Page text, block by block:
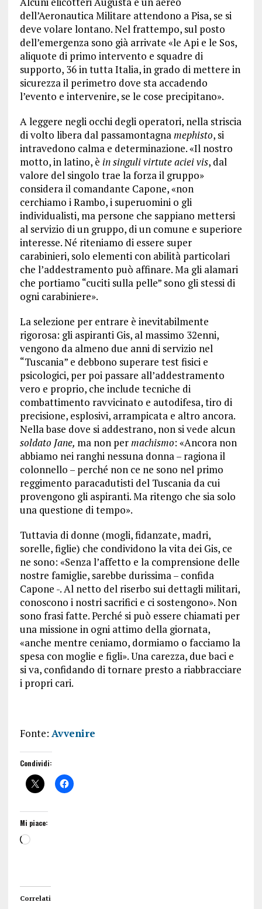
dell’Aeronautica Militare attendono a Pisa, se si
deve volare lontano. Nel frattempo, sul posto
dell’emergenza sono già arrivate «le Api e le Sos,
aliquote di primo intervento e squadre di
supporto, 36 in tutta Italia, in grado di mettere in
sicurezza il perimetro dove sta accadendo
l’evento e intervenire, se le cose precipitano».
A leggere negli occhi degli operatori, nella striscia
di volto libera dal passamontagnamephisto, si
intravedono calma e determinazione. «Il nostro
motto, in latino, è in singuli virtute aciei vis, dal
valore del singolo trae la forza il gruppo»
considera il comandante Capone, «non
cerchiamo i Rambo, i superuomini o gli
individualisti, ma persone che sappiano mettersi
al servizio di un gruppo, di un comune e superiore
interesse. Né riteniamo di essere super
carabinieri, solo elementi con abilità particolari
che l’addestramento può affinare. Ma gli alamari
che portiamo “cuciti sulla pelle” sono gli stessi di
ogni carabiniere».
La selezione per entrare è inevitabilmente
rigorosa: gli aspiranti Gis, al massimo 32enni,
vengono da almeno due anni di servizio nel
“Tuscania” e debbono superare test fisici e
psicologici, per poi passare all’addestramento
vero e proprio, che include tecniche di
combattimento ravvicinato e autodifesa, tiro di
precisione, esplosivi, arrampicata e altro ancora.
Nella base dove si addestrano, non si vede alcun
soldato Jane, ma non permachismo: «Ancora non
abbiamo nei ranghi nessuna donna – ragiona il
colonnello – perché non ce ne sono nel primo
reggimento paracadutisti del Tuscania da cui
provengono gli aspiranti. Ma ritengo che sia solo
una questione di tempo».
Tuttavia di donne (mogli, fidanzate, madri,
sorelle, figlie) che condividono la vita dei Gis, ce
ne sono: «Senza l’affetto e la comprensione delle
nostre famiglie, sarebbe durissima – confida
Capone -. Al netto del riserbo sui dettagli militari,
conoscono i nostri sacrifici e ci sostengono». Non
sono frasi fatte. Perché si può essere chiamati per
una missione in ogni attimo della giornata,
«anche mentre ceniamo, dormiamo o facciamo la
spesa con moglie e figli». Una carezza, due baci e
si va, confidando di tornare presto a riabbracciare
i propri cari.
Fonte: Avvenire
Condividi:
Mi piace:
Correlati